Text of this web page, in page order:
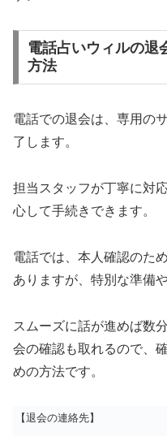
電話占いウィルの退
方法
電話での退会は、専用の
了します。
担当スタッフが丁寧に対
心して手続きできます。
電話では、本人確認のた
ありますが、特別な準備
スムーズに話が進めば数
会の確認も取れるので、
めの方法です。
【退会の連絡先】